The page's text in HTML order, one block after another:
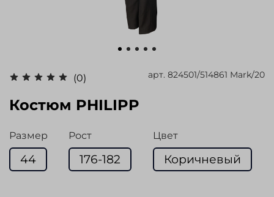
(0) арт. 824501/514861 Mark/20
Костюм PHILIPP
Размер
44
Рост
176-182
Цвет
Коричневый